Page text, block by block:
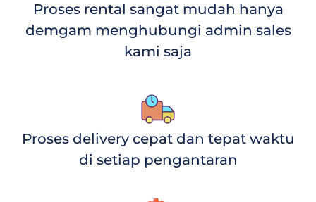
Proses rental sangat mudah hanya
demgam menghubungi admin sales
kami saja
Proses delivery cepat dan tepat waktu
di setiap pengantaran